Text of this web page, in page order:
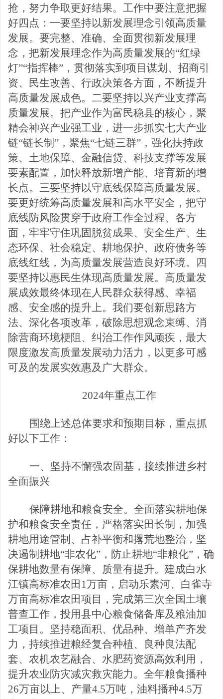
抢，努力争取更好结果。工作中要注意把握
好四点： 一要坚持以新发展理念引领高质量
发展。要完整、准确、全面贯彻新发展理
念，把新发展理念作为高质量发展的“红绿
灯”“指挥棒”，贯彻落实到项目谋划、招商引
资、民生改善、行政决策各方面，不断提升
高质量发展成色。二要坚持以兴产业支撑高
质量发展。 把产业作为富民稳县的核心，聚
精会神兴产业强工业，进一步抓实七大产业
链“链长制”，聚焦“七链三群”，强化扶持政
策、土地保障、金融信贷、科技支撑等发展
要素配置，加快释放新增产能、培育新的增
长点。三要坚持以守底线保障高质量发展。
要更好统筹高质量发展和高水平安全，把守
底线防风险贯穿于政府工作全过程、各方
面，牢牢守住巩固脱贫成果、安全生产、生
态环保、社会稳定、耕地保护、政府债务等
底线红线，为高质量发展营造良好环境。
四
要坚持以惠民生体现高质量发展。 高质量发
展成效最终体现在人民群众获得感、幸福
感、安全感的提升上。我们要创新思路方
法、深化各项改革，破除思想观念束缚、消
除营商环境梗阻、纠治工作作风顽疾，最大
限度激发高质量发展动力活力，以更多可感
可及的发展实效惠及广大群众。
2024年重点工作
围绕上述总体要求和预期目标，重点抓
好以下工作：
一、坚持不懈强农固基，接续推进乡村
全面振兴
保障耕地和粮食安全。全面落实耕地保
护和粮食安全责任，严格落实田长制，加强
耕地用途管制、占补平衡和撂荒地整治，坚
决遏制耕地“非农化”，防止耕地“非粮化”，确
保耕地数量有保障、质量有提升。建成白水
江镇高标准农田1万亩，启动乐素河、白雀寺
万亩高标准农田项目，完成第三次全国土壤
普查工作，投用县中心粮食储备库及粮油加
工项目。坚持稳面积、优品种、增单产齐发
力，持续推进粮经复合种植、良种良法配
套、农机农艺融合、水肥药资源高效利用，
提升农业防灾减灾救灾能力。全年粮食播种
26万亩以上、产量4.5万吨，油料播种4.5万